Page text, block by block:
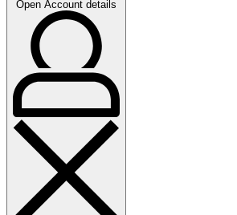
Open Account details